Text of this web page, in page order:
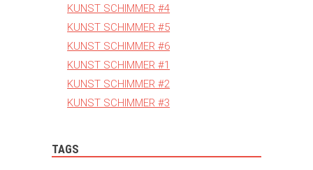
KUNST SCHIMMER #4
KUNST SCHIMMER #5
KUNST SCHIMMER #6
KUNST SCHIMMER #1
KUNST SCHIMMER #2
KUNST SCHIMMER #3
TAGS